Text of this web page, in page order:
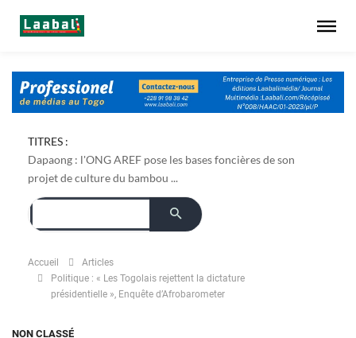
TITRES :
Dapaong : l'ONG AREF pose les bases foncières de son
projet de culture du bambou ...
Accueil
Articles
Politique : « Les Togolais rejettent la dictature
présidentielle », Enquête d’Afrobarometer
NON CLASSÉ